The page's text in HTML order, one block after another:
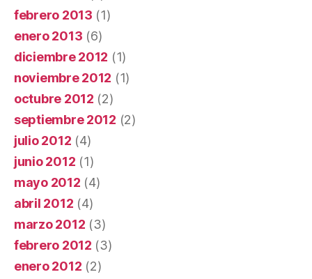
febrero 2013 (1)
enero 2013 (6)
diciembre 2012 (1)
noviembre 2012 (1)
octubre 2012 (2)
septiembre 2012 (2)
julio 2012 (4)
junio 2012 (1)
mayo 2012 (4)
abril 2012 (4)
marzo 2012 (3)
febrero 2012 (3)
enero 2012 (2)